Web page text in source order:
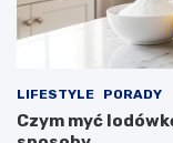
LIFESTYLE PORADY
Czym myć